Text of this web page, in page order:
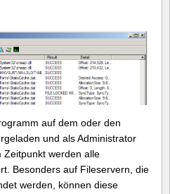
auf dem oder den
und als Administrator
Zeitpunkt werden alle
Besonders auf Fileservern, die
werden, können diese